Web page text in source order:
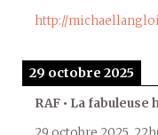
http://
29 octobre 2025
RAF • La